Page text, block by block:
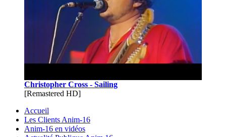
Christopher Cross - Sailing
[Remastered HD]
Accueil
Les Clients Anim-16
Anim-16 en vidéos